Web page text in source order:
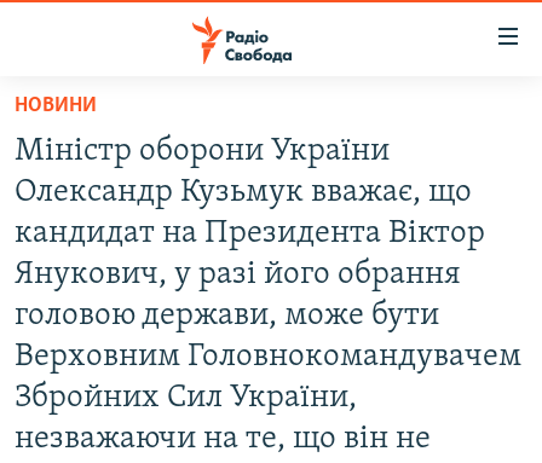
Перейти
основного
матеріалу
до
основної
навігації
Перейти
до
пошуку
РАДІО СВОБОДА – 70 РОКІВ
ВСЕ ЗА ДОБУ
СУСПІЛЬСТВО
КУЛЬТУРА
СПОРТ
ВІЙНА
РОСІЙСЬКА «ФІЛЬТРАЦІЯ»
ДОНБАС.РЕАЛІЇ
КРИМ.РЕАЛІЇ
ТИ ЯК?
НОВИНИ
Міністр оборони України
Олександр Кузьмук вважає, що
кандидат на Президента Віктор
Янукович, у разі його обрання
головою держави, може бути
Верховним Головнокомандувачем
Збройних Сил України,
незважаючи на те, що він не